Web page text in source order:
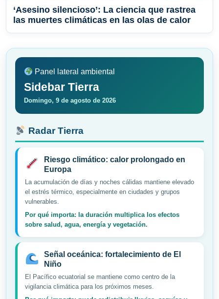
‘Asesino silencioso’: La ciencia que rastrea
las muertes climáticas en las olas de calor
Panel lateral ambiental
Sidebar Tierra
Domingo, 9 de agosto de 2026
Radar Tierra
Riesgo climático: calor prolongado en
Europa
La acumulación de días y noches cálidas mantiene elevado
el estrés térmico, especialmente en ciudades y grupos
vulnerables.
Por qué importa: la duración multiplica los efectos
sobre salud, agua, energía y vegetación.
Señal oceánica: fortalecimiento de El
Niño
El Pacífico ecuatorial se mantiene como centro de la
vigilancia climática para los próximos meses.